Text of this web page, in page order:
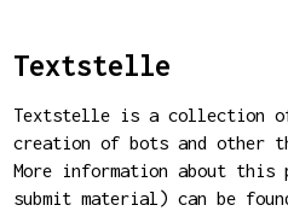
Textstelle
Textstelle is a collection
creation of bots and other
More information about
submit material) can be